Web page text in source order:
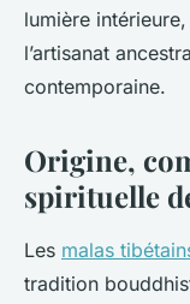
lumière
l’artisanat
contemporaine.
Origine,
spirituelle
Les malas
tradition